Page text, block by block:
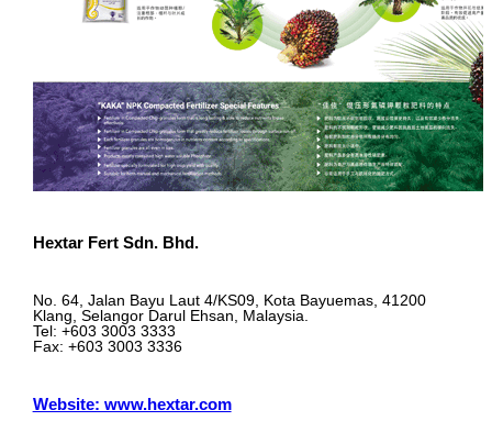
Hextar Fert Sdn. Bhd.
No. 64, Jalan Bayu Laut 4/KS09, Kota Bayuemas, 41200
Klang, Selangor Darul Ehsan, Malaysia.
Tel: +603 3003 3333
Fax: +603 3003 3336
Website: www.hextar.com